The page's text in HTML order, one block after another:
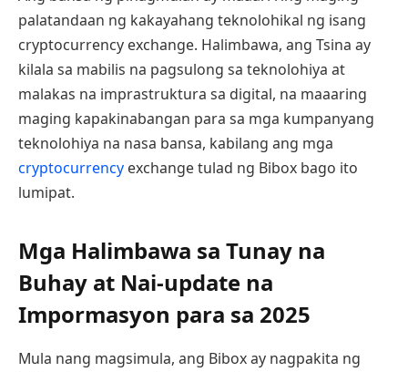
palatandaan ng kakayahang teknolohikal ng isang
cryptocurrency exchange. Halimbawa, ang Tsina ay
kilala sa mabilis na pagsulong sa teknolohiya at
malakas na imprastruktura sa digital, na maaaring
maging kapakinabangan para sa mga kumpanyang
teknolohiya na nasa bansa, kabilang ang mga
cryptocurrency exchange tulad ng Bibox bago ito
lumipat.
Mga Halimbawa sa Tunay na
Buhay at Nai-update na
Impormasyon para sa 2025
Mula nang magsimula, ang Bibox ay nagpakita ng